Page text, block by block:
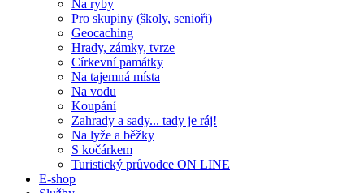
Na ryby
Pro skupiny (školy, senioři)
Geocaching
Hrady, zámky, tvrze
Církevní památky
Na tajemná místa
Na vodu
Koupání
Zahrady a sady... tady je ráj!
Na lyže a běžky
S kočárkem
Turistický průvodce ON LINE
E-shop